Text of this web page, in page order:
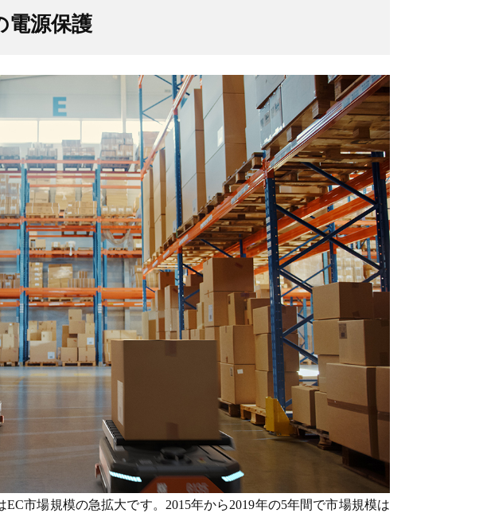
電源保護
市場規模の急拡大です。2015年から2019年の5年間で市場規模は